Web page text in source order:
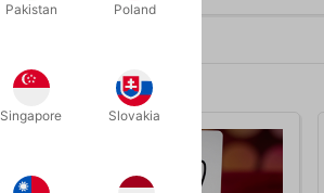
Pakistan Poland
Singapore Slovakia